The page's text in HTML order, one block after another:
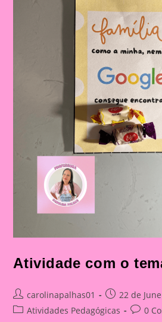
Atividade com o
Post
author:
carolinapalhas01
Post
published:
22 de
PostAtividades Pedagógicas
Post0